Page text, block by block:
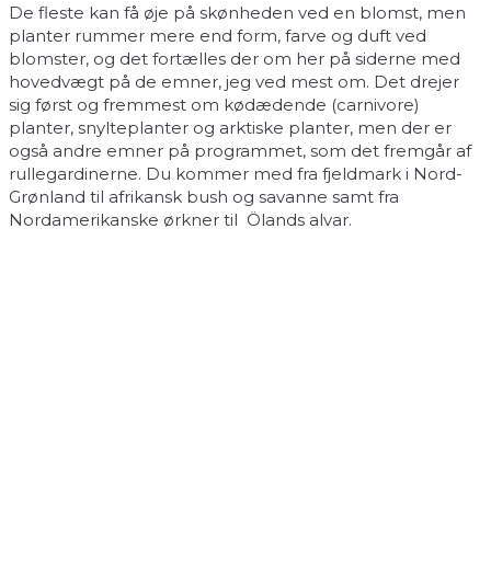
De fleste kan få øje på skønheden ved en blomst, men
planter rummer mere end form, farve og duft ved
blomster, og det fortælles der om her på siderne med
hovedvægt på de emner, jeg ved mest om. Det drejer
sig først og fremmest om kødædende (carnivore)
planter, snylteplanter og arktiske planter, men der er
også andre emner på programmet, som det fremgår af
rullegardinerne. Du kommer med fra fjeldmark i Nord-
Grønland til afrikansk bush og savanne samt fra
Nordamerikanske ørkner til Ölands alvar.